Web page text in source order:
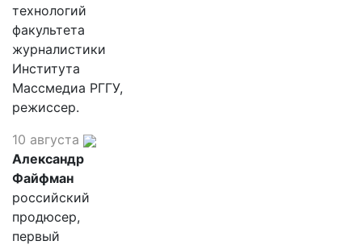
технологий
факультета
журналистики
Института
Массмедиа РГГУ,
режиссер.
10 августа
Александр
Файфман
российский
продюсер,
первый